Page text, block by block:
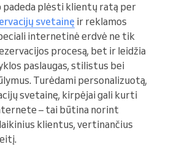
padeda plėsti klientų ratą per
svetainę ir reklamos
internetinė erdvė ne tik
procesą, bet ir leidžia
paslaugas, stilistus bei
Turėdami personalizuotą,
svetainę, kirpėjai gali kurti
– tai būtina norint
klientus, vertinančius